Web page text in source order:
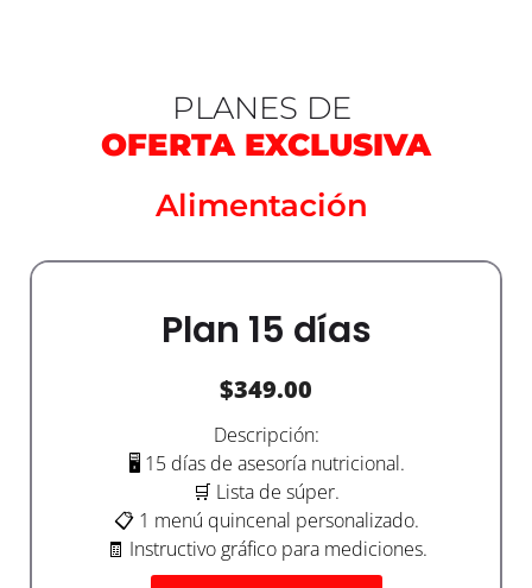
PLANES DE
OFERTA EXCLUSIVA
Alimentación
Plan 15 días
$349.00
Descripción:
🖥️ 15 días de asesoría nutricional.
🛒 Lista de súper.
📋 1 menú quincenal personalizado.
🧾 Instructivo gráfico para mediciones.